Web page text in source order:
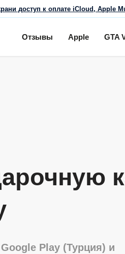
доступ к оплате iCloud, Apple
Отзывы Apple GTA
Play (Турция) и